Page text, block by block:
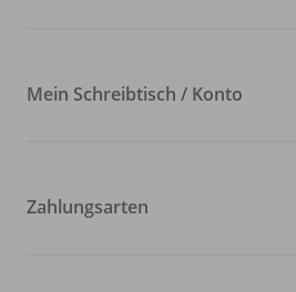
Mein Schreibtisch / Konto
Zahlungsarten